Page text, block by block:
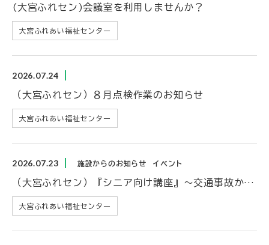
(大宮ふれセン)会議室を利用しませんか？
大宮ふれあい福祉センター
2026.07.24
（大宮ふれセン）８月点検作業のお知らせ
大宮ふれあい福祉センター
2026.07.23 施設からのお知らせ イベント
（大宮ふれセン）『シニア向け講座』～交通事故から身を守る！～を開催しました
大宮ふれあい福祉センター